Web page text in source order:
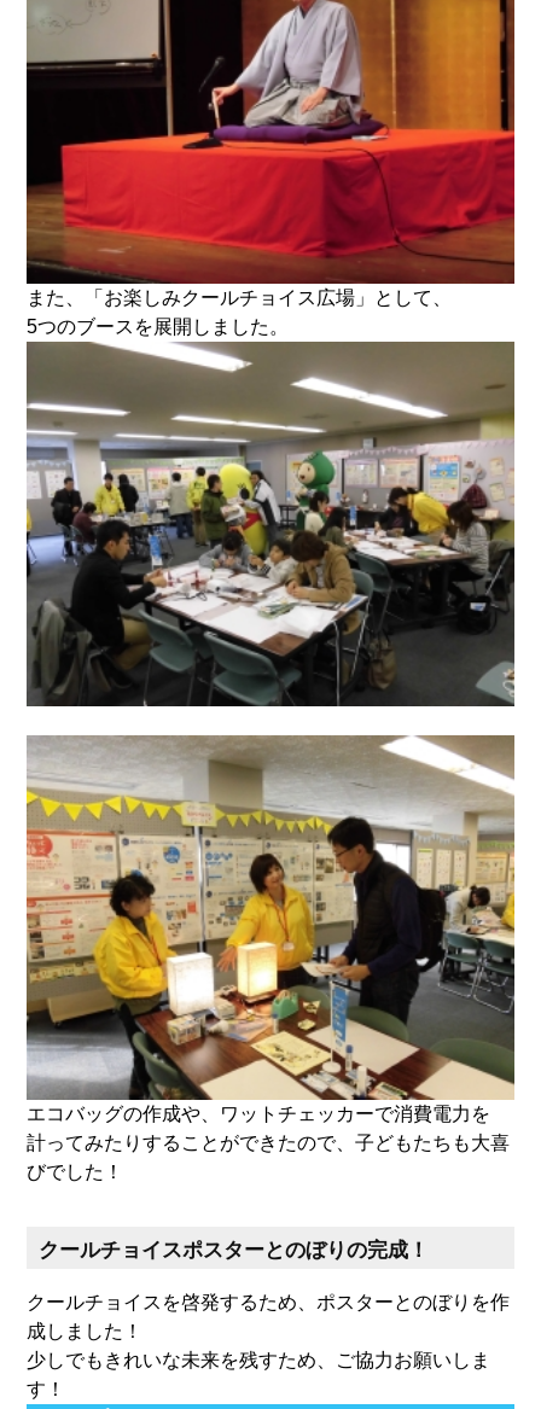
また、「お楽しみクールチョイス広場」として、
5つのブースを展開しました。
エコバッグの作成や、ワットチェッカーで消費電力を
計ってみたりすることができたので、子どもたちも大喜
びでした！
クールチョイスポスターとのぼりの完成！
クールチョイスを啓発するため、ポスターとのぼりを作
成しました！
少しでもきれいな未来を残すため、ご協力お願いしま
す！